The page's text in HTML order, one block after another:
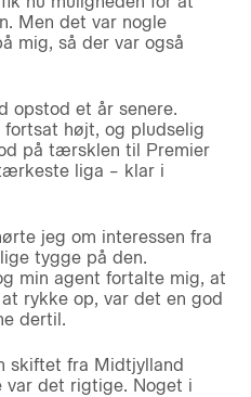
Men det var nogle
mig, så der var også
opstod et år senere.
fortsat højt, og pludselig
på tærsklen til Premier
liga – klar i
jeg om interessen fra
tygge på den.
min agent fortalte mig, at
rykke op, var det en god
dertil.
skiftet fra Midtjylland
var det rigtige. Noget i